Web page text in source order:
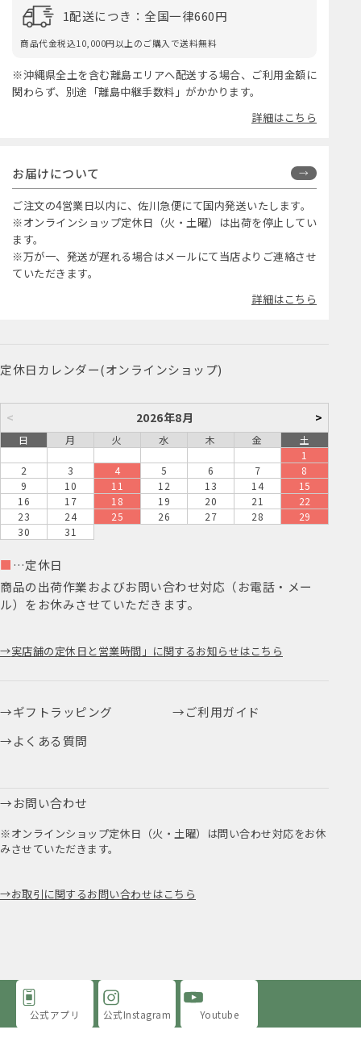
1配送につき：全国一律660円
商品代金税込10,000円以上のご購入で送料無料
※沖縄県全土を含む離島エリアへ配送する場合、ご利用金額に
関わらず、別途「離島中継手数料」がかかります。
詳細はこちら
お届けについて
ご注文の4営業日以内に、佐川急便にて国内発送いたします。
※オンラインショップ定休日（火・土曜）は出荷を停止してい
ます。
※万が一、発送が遅れる場合はメールにて当店よりご連絡させ
ていただきます。
詳細はこちら
定休日カレンダー(オンラインショップ)
< 2026年8月 >
日 月 火 水 木 金
土
1
2
3 4 5 6 7
8
9
10 11 12 13 14
15
16
17 18 19 20 21
22
23
24 25 26 27 28
29
30
31
■ …定休日
商品の出荷作業およびお問い合わせ対応（お電話・メー
ル）をお休みさせていただきます。
実店舗の定休日と営業時間」に関するお知らせはこちら
ギフトラッピング
ご利用ガイド
よくある質問
お問い合わせ
※オンラインショップ定休日（火・土曜）は問い合わせ対応をお休
みさせていただきます。
お取引に関するお問い合わせはこちら
公式アプリ 公式Instagram Youtube